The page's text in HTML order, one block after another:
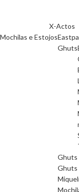
X-Actos
Mochilas e Estojos
Ghuts
Ghuts
Ghuts